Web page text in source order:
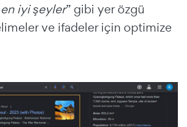
en iyi şeyler” gibi yer özgü
ve ifadeler için optimize